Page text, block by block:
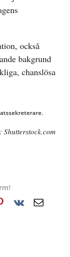
också
bakgrund
chanslösa
Shutterstock.com
Pinterest
Vk
E-